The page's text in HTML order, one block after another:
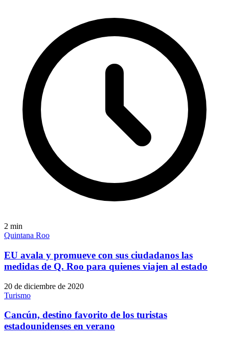
2 min
Quintana Roo
EU avala y promueve con sus ciudadanos las
medidas de Q. Roo para quienes viajen al estado
20 de diciembre de 2020
Turismo
Cancún, destino favorito de los turistas
estadounidenses en verano